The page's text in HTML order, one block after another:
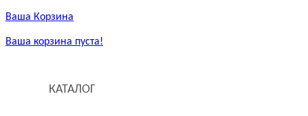
Ваша Корзина
Ваша корзина пуста!
КАТАЛОГ